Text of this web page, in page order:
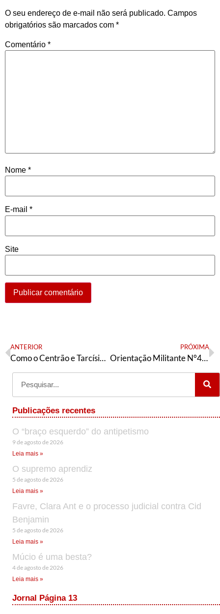
O seu endereço de e-mail não será publicado. Campos
obrigatórios são marcados com *
Comentário *
Nome *
E-mail *
Site
ANTERIOR
Como o Centrão e Tarcísio escolheram proteger os ricos
PRÓXIMA
Orientação Militante N°499 (11 de outubro de 2025)
Publicações recentes
O “braço esquerdo” do antipetismo
9 de agosto de 2026
Leia mais »
O supremo aprendiz
5 de agosto de 2026
Leia mais »
Favre, Clara Ant e o processo judicial contra Cid
Benjamin
5 de agosto de 2026
Leia mais »
Múcio é uma besta?
4 de agosto de 2026
Leia mais »
Jornal Página 13